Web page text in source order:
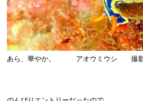
あら、華やか。 アオウミウシ 撮影